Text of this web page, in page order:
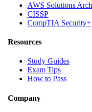
AWS Solutions
CISSP
CompTIA Security+
Resources
Study Guides
Exam Tips
How to Pass
Company